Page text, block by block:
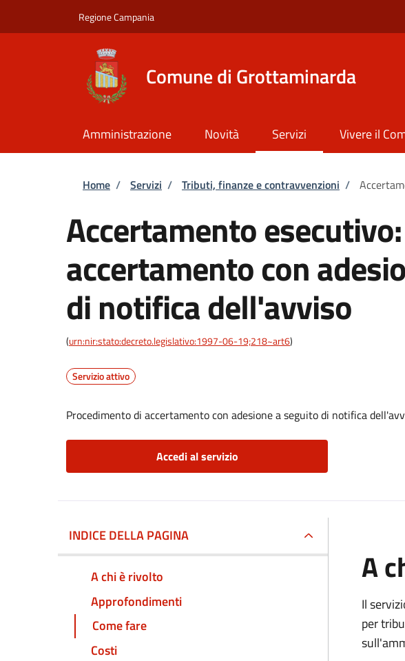
Regione Campania
Comune di Grottaminarda
Amministrazione Novità Servizi Vivere il
Briciole di pane
Home / Servizi / Tributi, finanze e contravvenzioni /
Accertamento esecutivo:
accertamento con
di notifica dell'avviso
(urn:nir:stato:decreto.legislativo:1997-06-19;218~art6)
Servizio attivo
Procedimento di accertamento con adesione a seguito di notifica
Accedi al servizio
INDICE DELLA PAGINA
A chi è rivolto
Approfondimenti
Come fare
Costi
A
Il
per